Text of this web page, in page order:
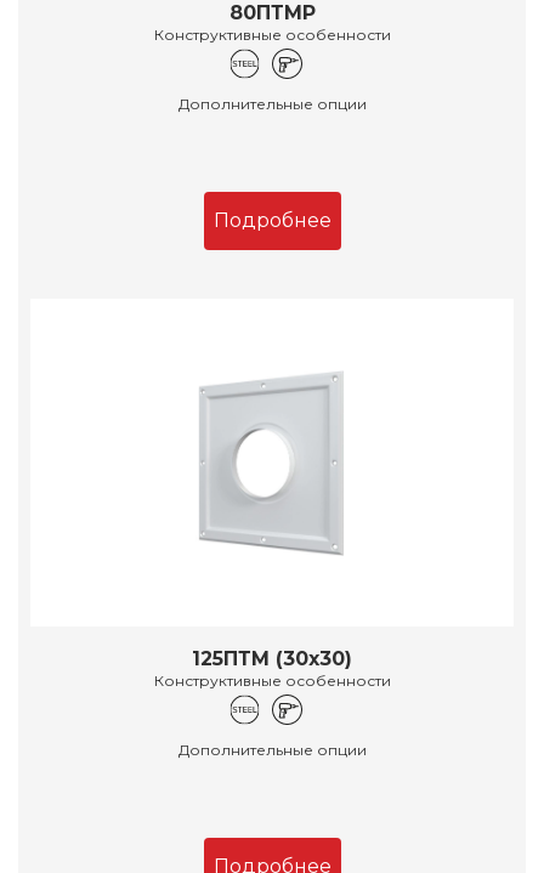
80ПТМР
Конструктивные особенности
Дополнительные опции
Подробнее
125ПТМ (30х30)
Конструктивные особенности
Дополнительные опции
Подробнее